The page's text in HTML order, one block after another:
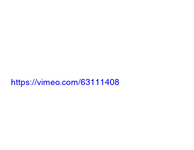
https://vimeo.com/63111408